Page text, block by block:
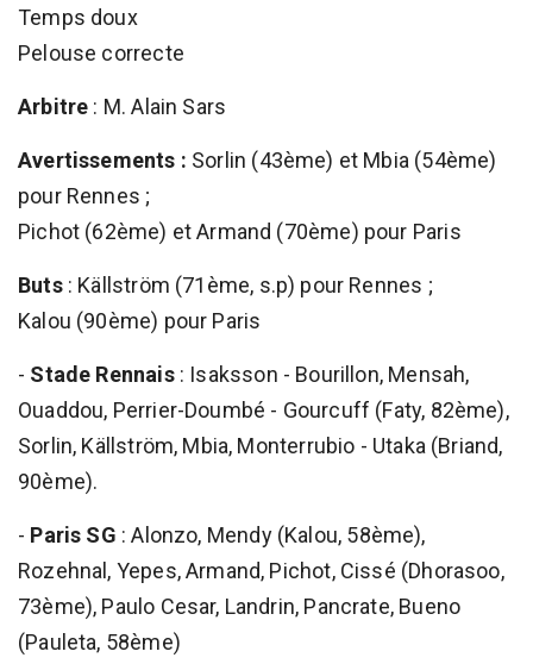
Temps doux
Pelouse correcte
Arbitre : M. Alain Sars
Avertissements : Sorlin (43ème) et Mbia (54ème)
pour Rennes ;
Pichot (62ème) et Armand (70ème) pour Paris
Buts: Källström (71ème, s.p) pour Rennes ;
Kalou (90ème) pour Paris
- Stade Rennais: Isaksson - Bourillon, Mensah,
Ouaddou, Perrier-Doumbé - Gourcuff (Faty, 82ème),
Sorlin, Källström, Mbia, Monterrubio - Utaka (Briand,
90ème).
- Paris SG : Alonzo, Mendy (Kalou, 58ème),
Rozehnal, Yepes, Armand, Pichot, Cissé (Dhorasoo,
73ème), Paulo Cesar, Landrin, Pancrate, Bueno
(Pauleta, 58ème)